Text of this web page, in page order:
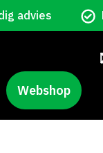
advies
Webshop